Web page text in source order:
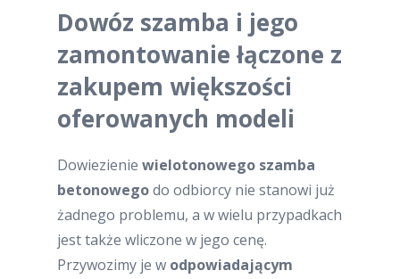
Dowóz szamba i jego
zamontowanie łączone z
zakupem większości
oferowanych modeli
Dowiezienie wielotonowego szamba
betonowegodo odbiorcy nie stanowi już
żadnego problemu, a w wielu przypadkach
jest także wliczone w jego cenę.
Przywozimy je w odpowiadającym